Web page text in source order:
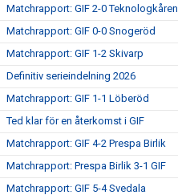
Matchrapport: GIF 2-0 Teknologkåren
Matchrapport: GIF 0-0 Snogeröd
Matchrapport: GIF 1-2 Skivarp
Definitiv serieindelning 2026
Matchrapport: GIF 1-1 Löberöd
Ted klar för en återkomst i GIF
Matchrapport: GIF 4-2 Prespa Birlik
Matchrapport: Prespa Birlik 3-1 GIF
Matchrapport: GIF 5-4 Svedala